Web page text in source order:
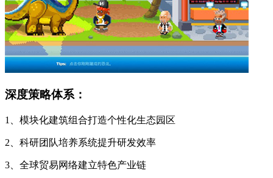
深度策略体系：
1、模块化建筑组合打造个性化生态园区
2、科研团队培养系统提升研发效率
3、全球贸易网络建立特色产业链